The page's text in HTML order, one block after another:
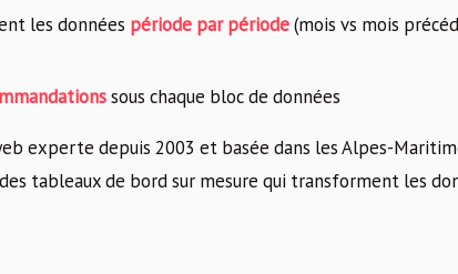
les données période par période(mois vs mois
sous chaque bloc de données
experte depuis 2003 et basée dans les Alpes-
tableaux de bord sur mesure qui transforment les